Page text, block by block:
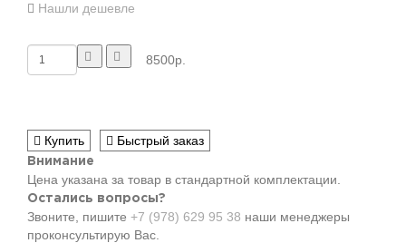
Нашли дешевле
8500р.
Купить Быстрый заказ
Внимание
Цена указана за товар в стандартной комплектации.
Остались вопросы?
Звоните, пишите +7 (978) 629 95 38 наши менеджеры
проконсультирую Вас.